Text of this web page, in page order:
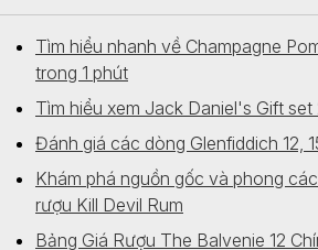
Tìm hiểu nhanh về Champagne
trong 1 phút
Tìm hiểu xem Jack Daniel's Gift
Đánh giá các dòng Glenfiddich 12,
Khám phá nguồn gốc và phong
rượu Kill Devil Rum
Bảng Giá Rượu The Balvenie 12